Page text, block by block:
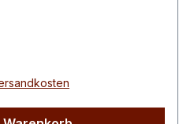
Kirschen, Pflaumen
begleitet von feinen
zeigt sich der